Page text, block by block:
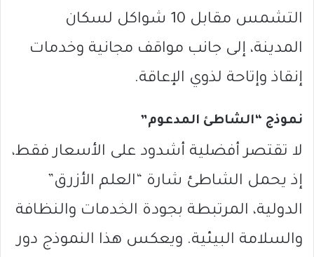
التشمس مقابل 10 شواكل لسكان
المدينة، إلى جانب مواقف مجانية وخدمات
إنقاذ وإتاحة لذوي الإعاقة.
نموذج “الشاطئ المدعوم”
لا تقتصر أفضلية أشدود على الأسعار فقط،
إذ يحمل الشاطئ شارة “العلم الأزرق”
الدولية، المرتبطة بجودة الخدمات والنظافة
والسلامة البيئية. ويعكس هذا النموذج دور